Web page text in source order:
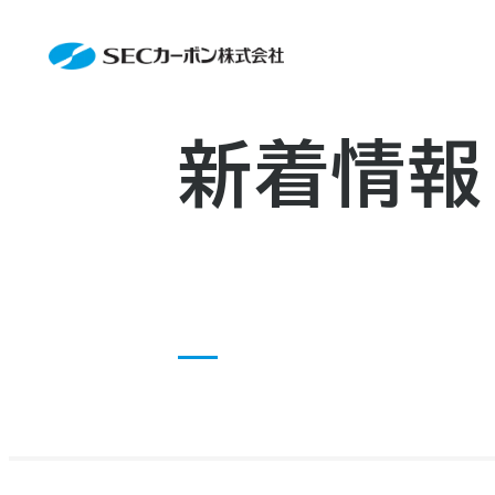
会社案内TOP
製品情報
ファインパウダー
アルミニウム製錬用カソードブ
人造黒鉛電極
ものづくりの流れ(生産工程)
品質管理
工場について
IR情報
IR情報TOP
早わかりSECカーボン
資料ダウンロード
お知らせ
新着情報